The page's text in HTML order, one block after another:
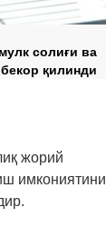
солиғи ва
қилинди
жорий
имкониятини